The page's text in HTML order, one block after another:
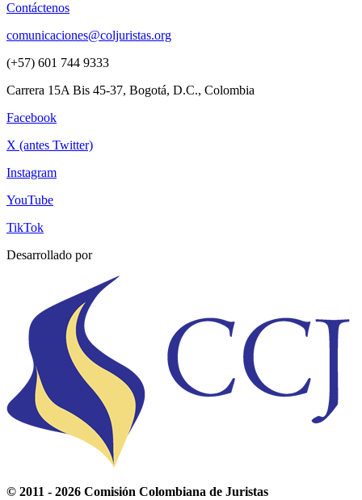
Contáctenos
comunicaciones@coljuristas.org
(+57) 601 744 9333
Carrera 15A Bis 45-37, Bogotá, D.C., Colombia
Facebook
X (antes Twitter)
Instagram
YouTube
TikTok
Desarrollado por
© 2011 - 2026 Comisión Colombiana de Juristas